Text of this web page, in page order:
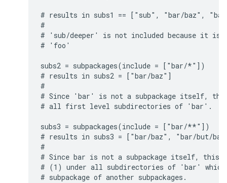
# results in subs1 == ["sub", "bar/baz",
#
# 'sub/deeper' is not included because it is
# 'foo'
subs2 = subpackages(include = ["bar/*"])
# results in subs2 = ["bar/baz"]
#
# Since 'bar' is not a subpackage itself, this
# all first level subdirectories of 'bar'.
subs3 = subpackages(include = ["bar/**"])
# results in subs3 = ["bar/baz", "bar/but/
#
# Since bar is not a subpackage itself, this
# (1) under all subdirectories of 'bar'
# subpackage of another subpackages.